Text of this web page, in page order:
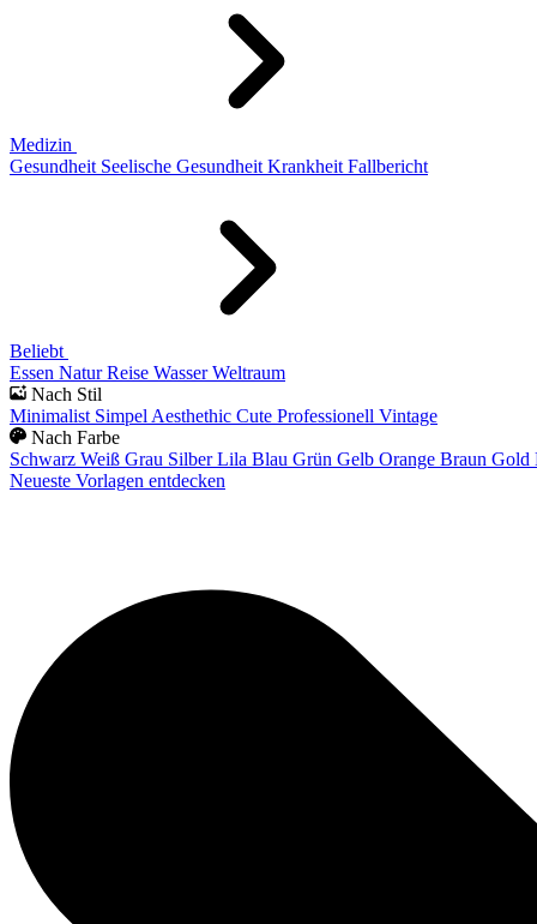
Medizin
Gesundheit Seelische Gesundheit Krankheit Fallbericht
Beliebt
Essen Natur Reise Wasser Weltraum
Nach Stil
Minimalist Simpel Aesthethic Cute Professionell Vintage
Nach Farbe
Schwarz Weiß Grau Silber Lila Blau Grün Gelb Orange Braun Gold
Neueste Vorlagen entdecken